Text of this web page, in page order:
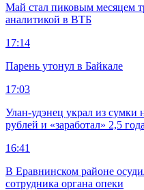
Май стал пиковым месяцем
аналитикой в ВТБ
17:14
Парень утонул в Байкале
17:03
Улан-удэнец украл из сумки
рублей и «заработал» 2,5
16:41
В Еравнинском районе
сотрудника органа опеки